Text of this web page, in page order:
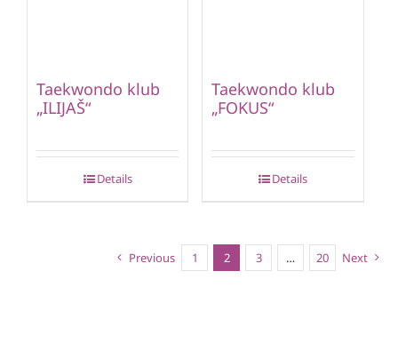
Taekwondo klub
„ILIJAŠ“
Details
Taekwondo klub
„FOKUS“
Details
Previous 1 2 3 … 20 Next